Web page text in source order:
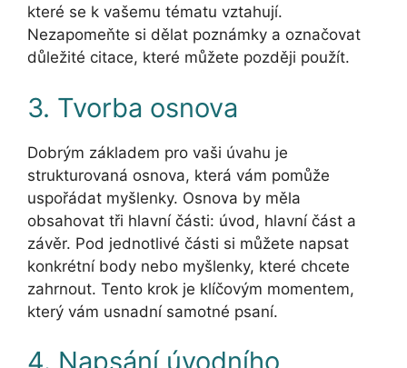
které se k vašemu tématu vztahují.
Nezapomeňte si dělat poznámky a označovat
důležité citace, které můžete později použít.
3. Tvorba osnova
Dobrým základem pro vaši úvahu je
strukturovaná osnova, která vám pomůže
uspořádat myšlenky. Osnova by měla
obsahovat tři hlavní části: úvod, hlavní část a
závěr. Pod jednotlivé části si můžete napsat
konkrétní body nebo myšlenky, které chcete
zahrnout. Tento krok je klíčovým momentem,
který vám usnadní samotné psaní.
4. Napsání úvodního